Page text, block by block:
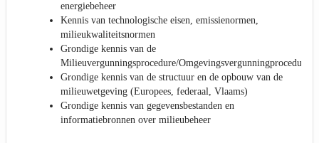
energiebeheer
Kennis van technologische eisen, emissienormen,
milieukwaliteitsnormen
Grondige kennis van de
Milieuvergunningsprocedure/Omgevingsvergunningprocedure
Grondige kennis van de structuur en de opbouw van de
milieuwetgeving (Europees, federaal, Vlaams)
Grondige kennis van gegevensbestanden en
informatiebronnen over milieubeheer